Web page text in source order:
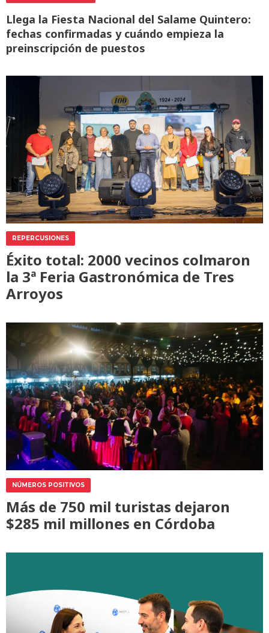
Llega la Fiesta Nacional del Salame Quintero:
fechas confirmadas y cuándo empieza la
preinscripción de puestos
REPERCUSIONES
Éxito total: 2000 vecinos colmaron
la 3ª Feria Gastronómica de Tres
Arroyos
NÚMEROS POSITIVOS
Más de 750 mil turistas dejaron
$285 mil millones en Córdoba